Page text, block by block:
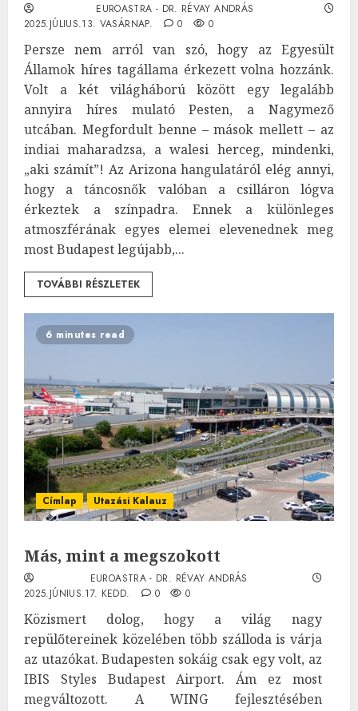
EUROASTRA - DR. RÉVAY ANDRÁS
2025.JÚLIUS.13. VASÁRNAP.
0 0
Persze nem arról van szó, hogy az Egyesült
Államok híres tagállama érkezett volna hozzánk.
Volt a két világháború között egy legalább
annyira híres mulató Pesten, a Nagymező
utcában. Megfordult benne – mások mellett – az
indiai maharadzsa, a walesi herceg, mindenki,
„aki számít”! Az Arizona hangulatáról elég annyi,
hogy a táncosnők valóban a csilláron lógva
érkeztek a színpadra. Ennek a különleges
atmoszférának egyes elemei elevenednek meg
most Budapest legújabb,...
TOVÁBBI RÉSZLETEK
6 minutes read
Címlap Utazási Kalauz
Más, mint a megszokott
EUROASTRA - DR. RÉVAY ANDRÁS
2025.JÚNIUS.17. KEDD.
0 0
Közismert dolog, hogy a világ nagy
repülőtereinek közelében több szálloda is várja
az utazókat. Budapesten sokáig csak egy volt, az
IBIS Styles Budapest Airport. Ám ez most
megváltozott. A WING fejlesztésében